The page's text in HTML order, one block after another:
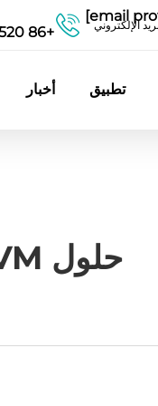
الإلكتروني +86 15251612520
تطبيق أخبار
حلول KVM المصفوفة لغرف التحكم